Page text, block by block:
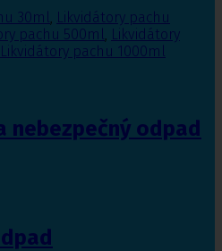
30ml, Likvidátory pachu
pachu 500ml, Likvidátory
Likvidátory pachu 1000ml
nebezpečný odpad